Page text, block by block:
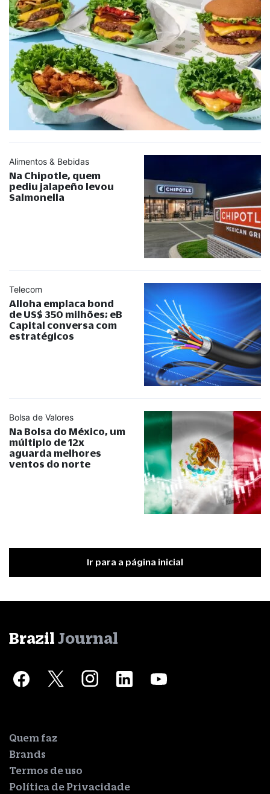
Alimentos & Bebidas
Na Chipotle, quem
pediu jalapeño levou
Salmonella
Telecom
Alloha emplaca bond
de US$ 350 milhões; eB
Capital conversa com
estratégicos
Bolsa de Valores
Na Bolsa do México, um
múltiplo de 12x
aguarda melhores
ventos do norte
Ir para a página inicial
Brazil Journal
Quem faz
Brands
Termos de uso
Política de Privacidade